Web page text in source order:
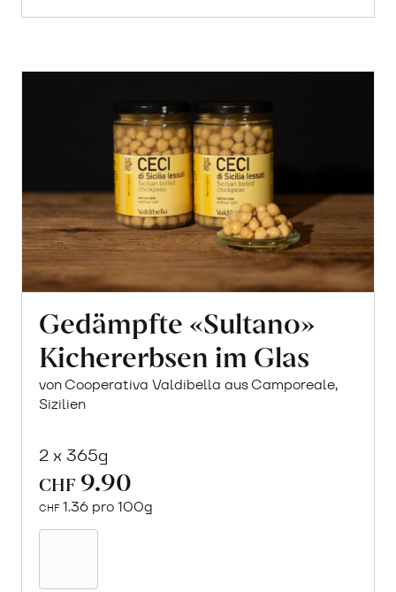
Gedämpfte «Sultano»
Kichererbsen im Glas
von Cooperativa Valdibella aus Camporeale,
Sizilien
2 x 365g
CHF 9.90
CHF 1.36 pro 100g